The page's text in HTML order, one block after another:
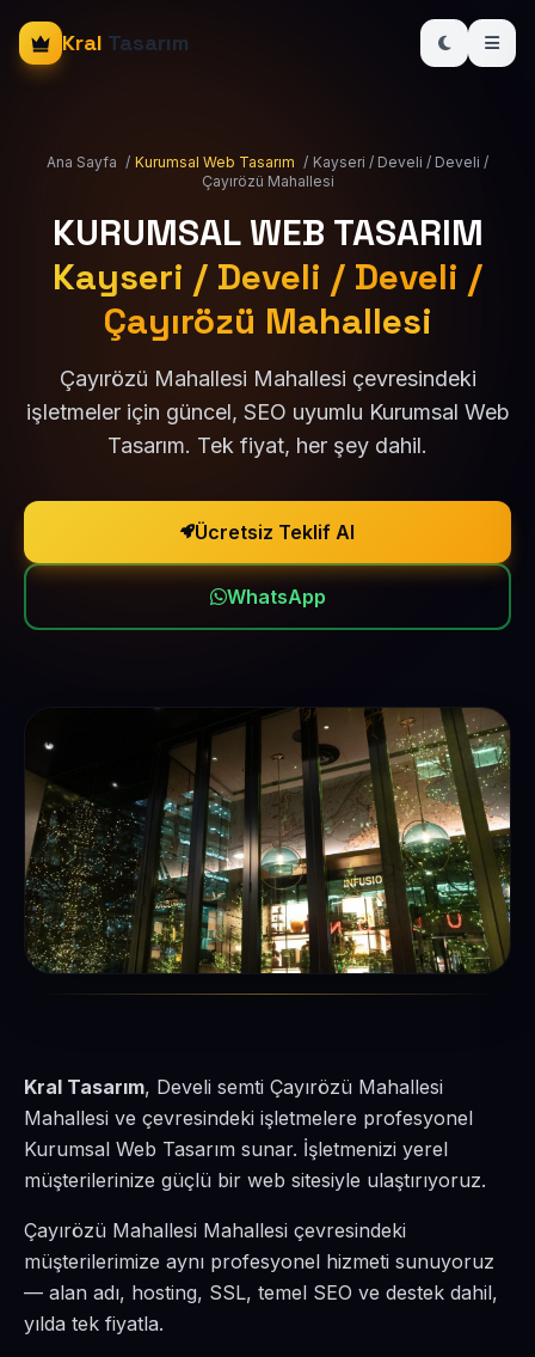
Kral Tasarım
Ana Sayfa / Kurumsal Web Tasarım / Kayseri / Develi / Develi /
Çayırözü Mahallesi
KURUMSAL WEB TASARIM
Kayseri / Develi / Develi /
Çayırözü Mahallesi
Çayırözü Mahallesi Mahallesi çevresindeki
işletmeler için güncel, SEO uyumlu Kurumsal Web
Tasarım. Tek fiyat, her şey dahil.
Ücretsiz Teklif Al
WhatsApp
Kral Tasarım, Develi semti Çayırözü Mahallesi
Mahallesi ve çevresindeki işletmelere profesyonel
Kurumsal Web Tasarım sunar. İşletmenizi yerel
müşterilerinize güçlü bir web sitesiyle ulaştırıyoruz.
Çayırözü Mahallesi Mahallesi çevresindeki
müşterilerimize aynı profesyonel hizmeti sunuyoruz
— alan adı, hosting, SSL, temel SEO ve destek dahil,
yılda tek fiyatla.